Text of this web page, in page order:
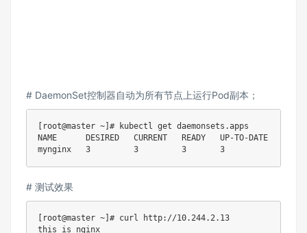
# DaemonSet控制器自动为所有节点上运行Pod副本；
[root@master ~]# kubectl get daemonsets.apps
NAME      DESIRED   CURRENT   READY   UP-TO-DATE
mynginx   3         3         3       3            3
# 测试效果
[root@master ~]# curl http://10.244.2.13
this is nginx